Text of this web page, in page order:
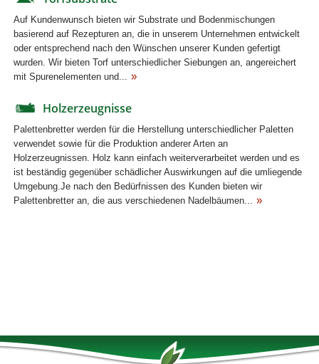
Auf Kundenwunsch bieten wir Substrate und Bodenmischungen
basierend auf Rezepturen an, die in unserem Unternehmen entwickelt
oder entsprechend nach den Wünschen unserer Kunden gefertigt
wurden. Wir bieten Torf unterschiedlicher Siebungen an, angereichert
mit Spurenelementen und...
Holzerzeugnisse
Palettenbretter werden für die Herstellung unterschiedlicher Paletten
verwendet sowie für die Produktion anderer Arten an
Holzerzeugnissen. Holz kann einfach weiterverarbeitet werden und es
ist beständig gegenüber schädlicher Auswirkungen auf die umliegende
Umgebung.Je nach den Bedürfnissen des Kunden bieten wir
Palettenbretter an, die aus verschiedenen Nadelbäumen...